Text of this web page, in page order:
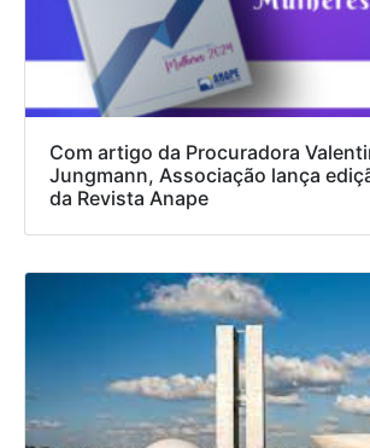
Com artigo da Procuradora
Jungmann, Associação lança
da Revista Anape